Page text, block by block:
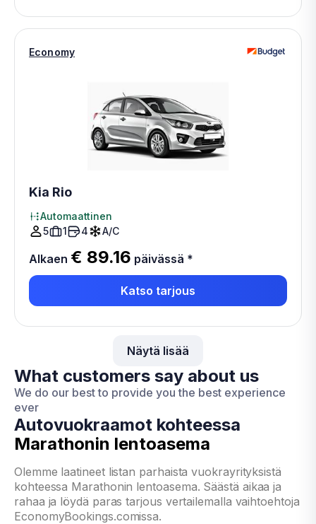
Economy
Kia Rio
Automaattinen
5
1 4 A/C
Alkaen € 89.16 päivässä *
Katso tarjous
Näytä lisää
What customers say about us
We do our best to provide you the best experience
ever
Autovuokraamot kohteessa
Marathonin lentoasema
Olemme laatineet listan parhaista vuokrayrityksistä
kohteessa Marathonin lentoasema. Säästä aikaa ja
rahaa ja löydä paras tarjous vertailemalla vaihtoehtoja
EconomyBookings.comissa.